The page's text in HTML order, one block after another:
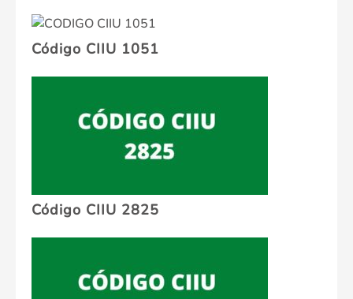
Código CIIU 1051
Código CIIU 2825